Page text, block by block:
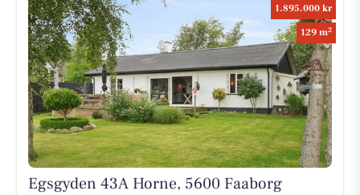
1.895.000 kr
129 m2
Egsgyden 43A Horne, 5600 Faaborg